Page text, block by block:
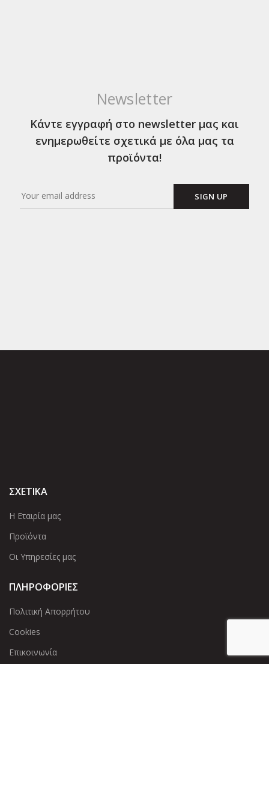
Newsletter
Κάντε εγγραφή στο newsletter μας και
ενημερωθείτε σχετικά με όλα μας τα
προϊόντα!
ΣΧΕΤΙΚΑ
Η Εταιρία μας
Προϊόντα
Οι Υπηρεσίες μας
ΠΛΗΡΟΦΟΡΙΕΣ
Πολιτική Απορρήτου
Cookies
Επικοινωνία